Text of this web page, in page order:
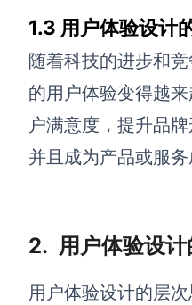
查看所有场景
创意与绘图
AI生成思维导图
1.3 用户体验设计
随着科技的进步和
的用户体验变得越
户满意度，提升品
并且成为产品或服务
2. 用户体验设计
用户体验设计的层